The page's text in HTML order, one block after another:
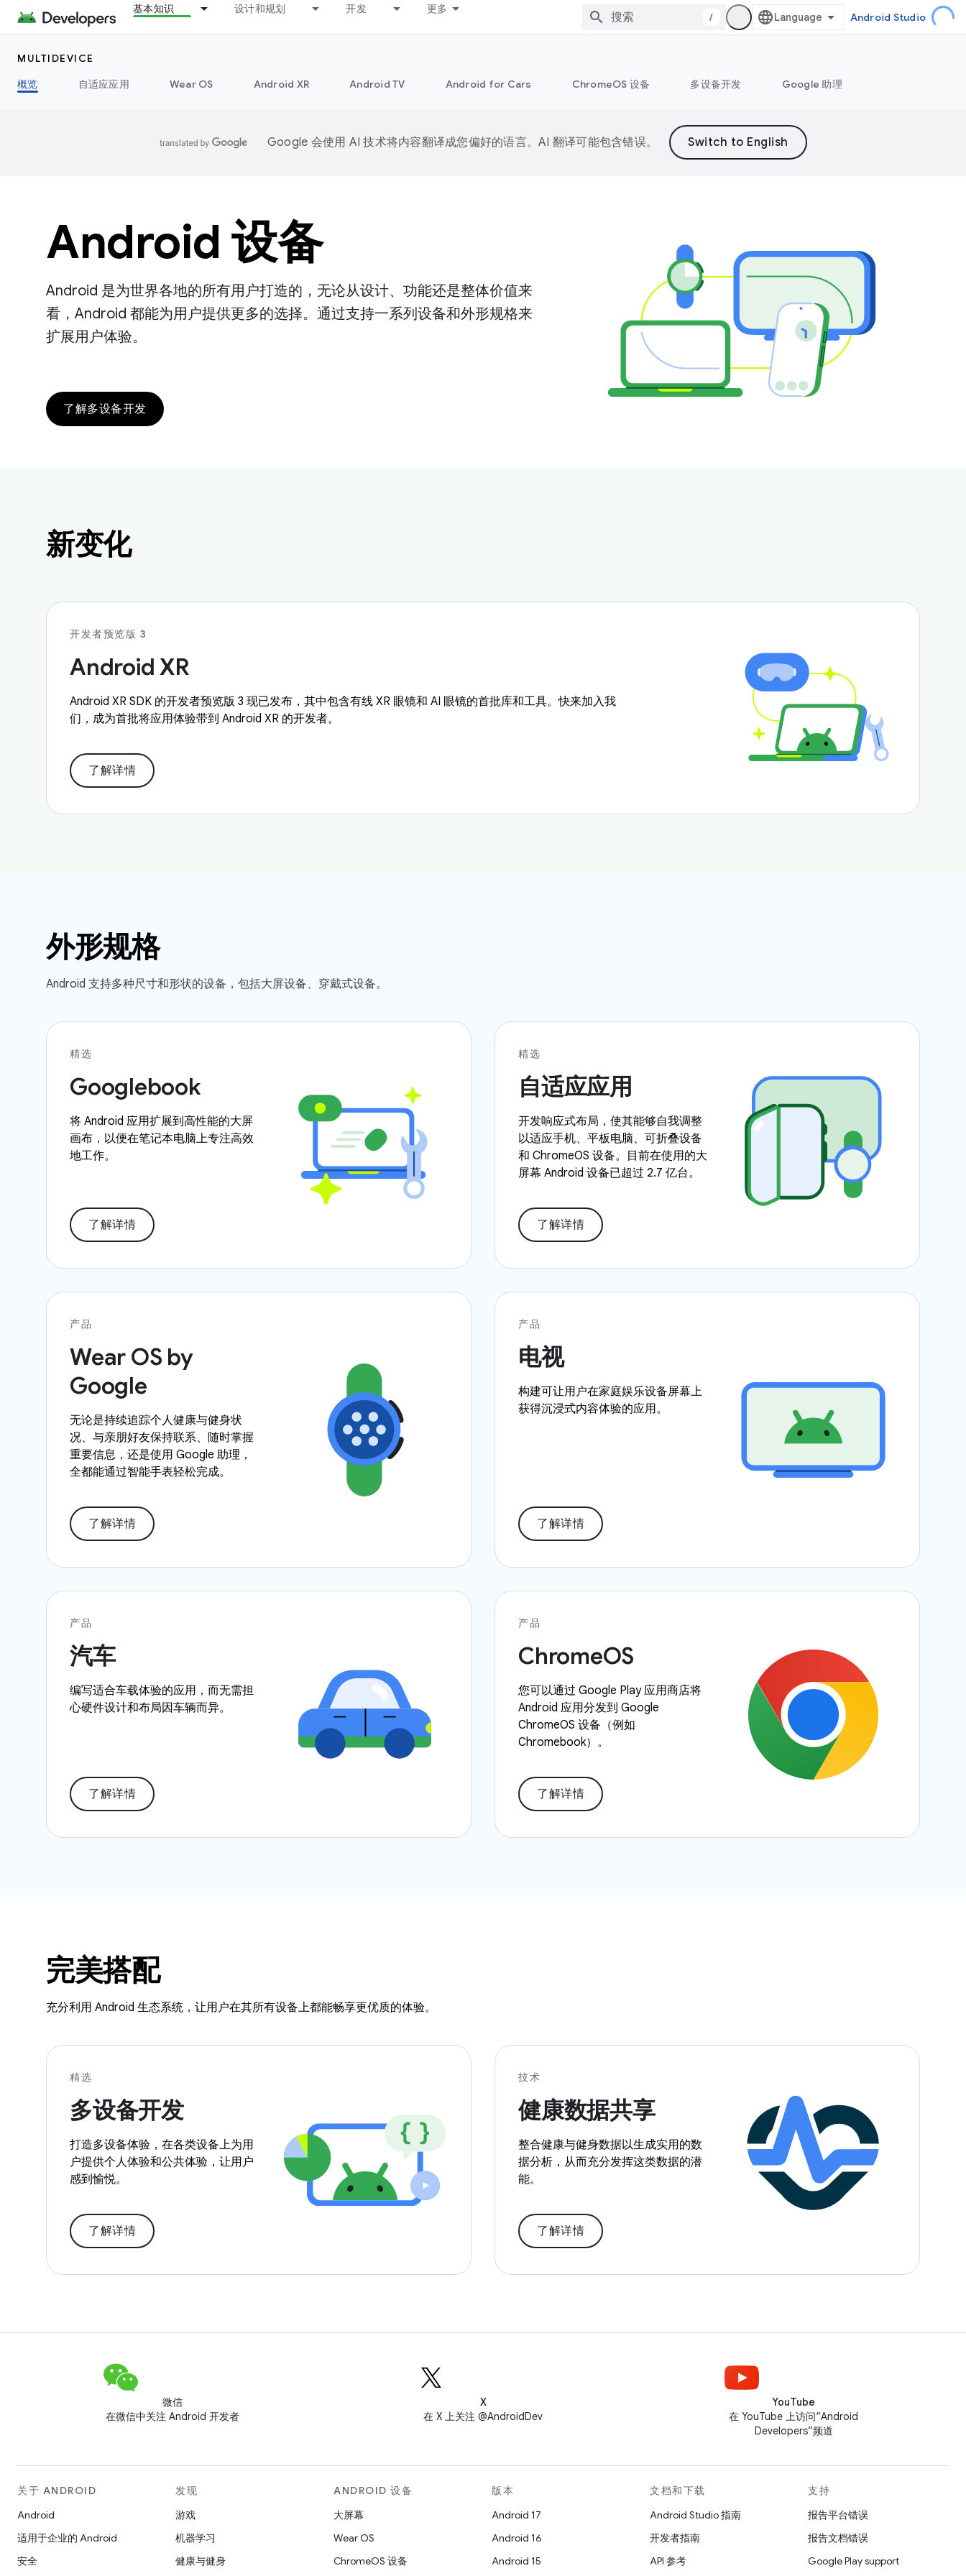
基本知识 设计和规划 开发 更多
/ Android Studio
MULTIDEVICE
概览
自适应应用 Wear OS Android XR Android TV Android for Cars ChromeOS 设备 多设备开发 Google 助理
Google 会使用 AI 技术将内容翻译成您偏好的语言。AI 翻译可能包含错误。
Android 设备
Android 是为世界各地的所有用户打造的，无论从设计、功能还是整体价值来
看，Android 都能为用户提供更多的选择。通过支持一系列设备和外形规格来
扩展用户体验。
了解多设备开发
新变化
开发者预览版 3
Android XR
Android XR SDK 的开发者预览版 3 现已发布，其中包含有线 XR 眼镜和 AI 眼镜的首批库和工具。快来加入我
们，成为首批将应用体验带到 Android XR 的开发者。
了解详情
外形规格
Android 支持多种尺寸和形状的设备，包括大屏设备、穿戴式设备。
精选
Googlebook
将 Android 应用扩展到高性能的大屏
画布，以便在笔记本电脑上专注高效
地工作。
了解详情
精选
自适应应用
开发响应式布局，使其能够自我调整
以适应手机、平板电脑、可折叠设备
和 ChromeOS 设备。目前在使用的大
屏幕 Android 设备已超过 2.7 亿台。
了解详情
产品
Wear OS by
Google
无论是持续追踪个人健康与健身状
况、与亲朋好友保持联系、随时掌握
重要信息，还是使用 Google 助理，
全都能通过智能手表轻松完成。
了解详情
产品
电视
构建可让用户在家庭娱乐设备屏幕上
获得沉浸式内容体验的应用。
了解详情
产品
汽车
编写适合车载体验的应用，而无需担
心硬件设计和布局因车辆而异。
了解详情
产品
ChromeOS
您可以通过 Google Play 应用商店将
Android 应用分发到 Google
ChromeOS 设备（例如
Chromebook）。
了解详情
完美搭配
充分利用 Android 生态系统，让用户在其所有设备上都能畅享更优质的体验。
精选
多设备开发
打造多设备体验，在各类设备上为用
户提供个人体验和公共体验，让用户
感到愉悦。
了解详情
技术
健康数据共享
整合健康与健身数据以生成实用的数
据分析，从而充分发挥这类数据的潜
能。
了解详情
微信
在微信中关注 Android 开发者
X
在 X 上关注 @AndroidDev
YouTube
在 YouTube 上访问“Android
Developers”频道
关于 ANDROID
Android
适用于企业的 Android
安全
发现
游戏
机器学习
健康与健身
ANDROID 设备
大屏幕
Wear OS
ChromeOS 设备
版本
Android 17
Android 16
Android 15
文档和下载
Android Studio 指南
开发者指南
API 参考
支持
报告平台错误
报告文档错误
Google Play support